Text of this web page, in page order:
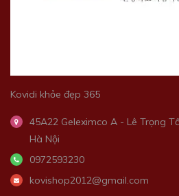
Kovidi khỏe đẹp 365
45A22 Geleximco A - Lê Trọng
Hà Nội
0972593230
kovishop2012@gmail.com